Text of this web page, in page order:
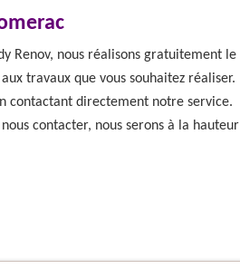
Renov, nous réalisons gratuitement le
travaux que vous souhaitez réaliser.
contactant directement notre service.
contacter, nous serons à la hauteur